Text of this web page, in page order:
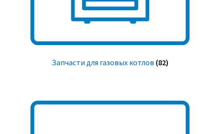
Запчасти для газовых котлов (82)